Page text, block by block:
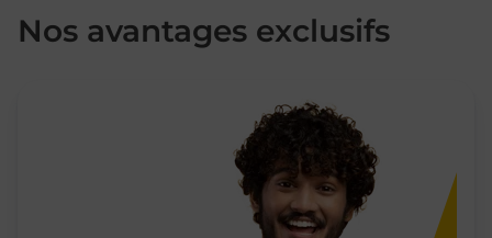
Nos avantages exclusifs